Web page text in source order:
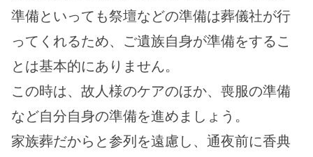
準備といっても祭壇などの準備は葬儀社が行
ってくれるため、ご遺族自身が準備をするこ
とは基本的にありません。
この時は、故人様のケアのほか、喪服の準備
など自分自身の準備を進めましょう。
家族葬だからと参列を遠慮し、通夜前に香典